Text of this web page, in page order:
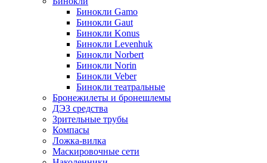
Бинокли Gamo
Бинокли Gaut
Бинокли Konus
Бинокли Levenhuk
Бинокли Norbert
Бинокли Norin
Бинокли Veber
Бинокли театральные
Бронежилеты и бронешлемы
ДЭЗ средства
Зрительные трубы
Компасы
Ложка-вилка
Маскировочные сети